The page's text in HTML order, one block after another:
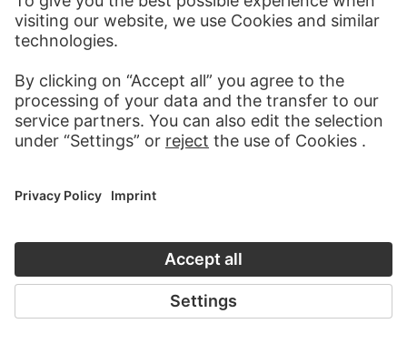
VICTOR VASARELY MAX ACKERMANN
Trommelwirbel